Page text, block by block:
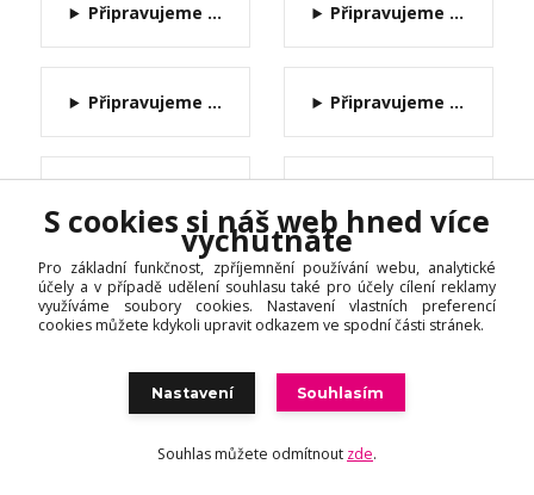
Připravujeme ...
Připravujeme ...
Připravujeme ...
Připravujeme ...
Připravujeme ...
Připravujeme ...
Připravujeme ...
Připravujeme ...
S cookies si náš web hned více
vychutnáte
Pro základní funkčnost, zpříjemnění používání webu, analytické
účely a v případě udělení souhlasu také pro účely cílení reklamy
využíváme soubory cookies. Nastavení vlastních preferencí
cookies můžete kdykoli upravit odkazem ve spodní části stránek.
Nastavení Souhlasím
Souhlas můžete odmítnout zde.